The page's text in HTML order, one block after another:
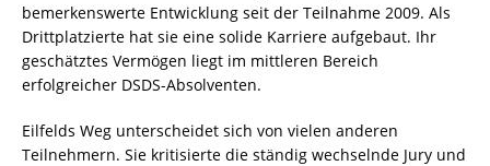
bemerkenswerte Entwicklung seit der Teilnahme 2009. Als
Drittplatzierte hat sie eine solide Karriere aufgebaut. Ihr
geschätztes Vermögen liegt im mittleren Bereich
erfolgreicher DSDS-Absolventen.
Eilfelds Weg unterscheidet sich von vielen anderen
Teilnehmern. Sie kritisierte die ständig wechselnde Jury und